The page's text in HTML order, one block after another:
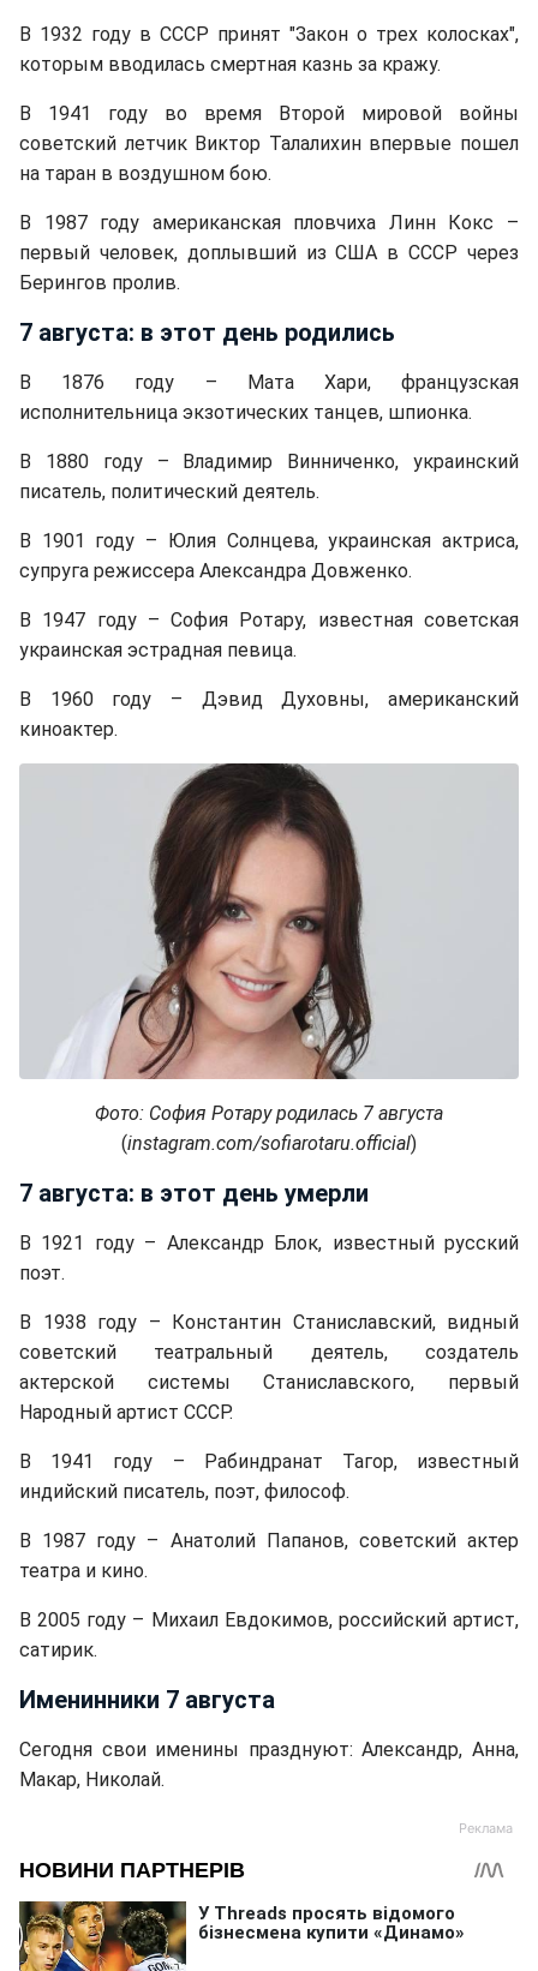
В 1932 году в СССР принят "Закон о трех колосках",
которым вводилась смертная казнь за кражу.
В 1941 году во время Второй мировой войны
советский летчик Виктор Талалихин впервые пошел
на таран в воздушном бою.
В 1987 году американская пловчиха Линн Кокс –
первый человек, доплывший из США в СССР через
Берингов пролив.
7 августа: в этот день родились
В 1876 году – Мата Хари, французская
исполнительница экзотических танцев, шпионка.
В 1880 году – Владимир Винниченко, украинский
писатель, политический деятель.
В 1901 году – Юлия Солнцева, украинская актриса,
супруга режиссера Александра Довженко.
В 1947 году – София Ротару, известная советская
украинская эстрадная певица.
В 1960 году – Дэвид Духовны, американский
киноактер.
Фото: София Ротару родилась 7 августа
(instagram.com/sofiarotaru.official)
7 августа: в этот день умерли
В 1921 году – Александр Блок, известный русский
поэт.
В 1938 году – Константин Станиславский, видный
советский театральный деятель, создатель
актерской системы Станиславского, первый
Народный артист СССР.
В 1941 году – Рабиндранат Тагор, известный
индийский писатель, поэт, философ.
В 1987 году – Анатолий Папанов, советский актер
театра и кино.
В 2005 году – Михаил Евдокимов, российский артист,
сатирик.
Именинники 7 августа
Сегодня свои именины празднуют: Александр, Анна,
Макар, Николай.